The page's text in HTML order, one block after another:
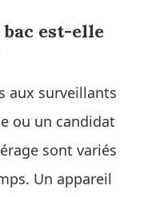
est-elle
aux surveillants
ou un candidat
sont variés
Un appareil